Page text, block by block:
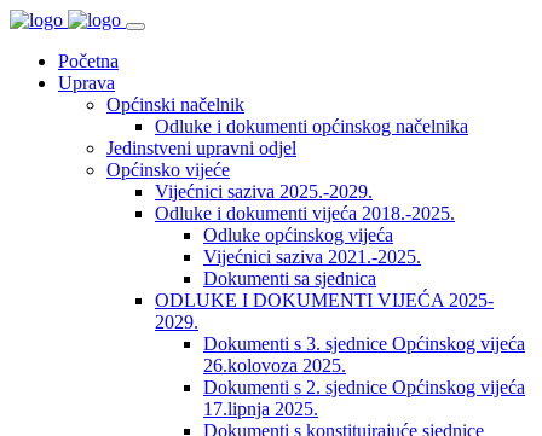
Početna
Uprava
Općinski načelnik
Odluke i dokumenti općinskog načelnika
Jedinstveni upravni odjel
Općinsko vijeće
Vijećnici saziva 2025.-2029.
Odluke i dokumenti vijeća 2018.-2025.
Odluke općinskog vijeća
Vijećnici saziva 2021.-2025.
Dokumenti sa sjednica
ODLUKE I DOKUMENTI VIJEĆA 2025-
2029.
Dokumenti s 3. sjednice Općinskog vijeća
26.kolovoza 2025.
Dokumenti s 2. sjednice Općinskog vijeća
17.lipnja 2025.
Dokumenti s konstituirajuće sjednice